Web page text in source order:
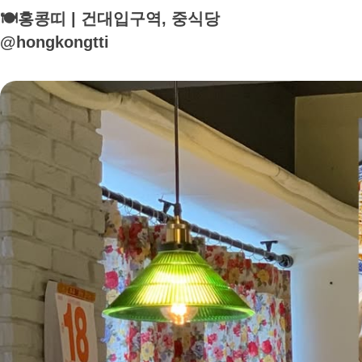
🍽️홍콩띠 | 건대입구역, 중식당
@hongkongtti